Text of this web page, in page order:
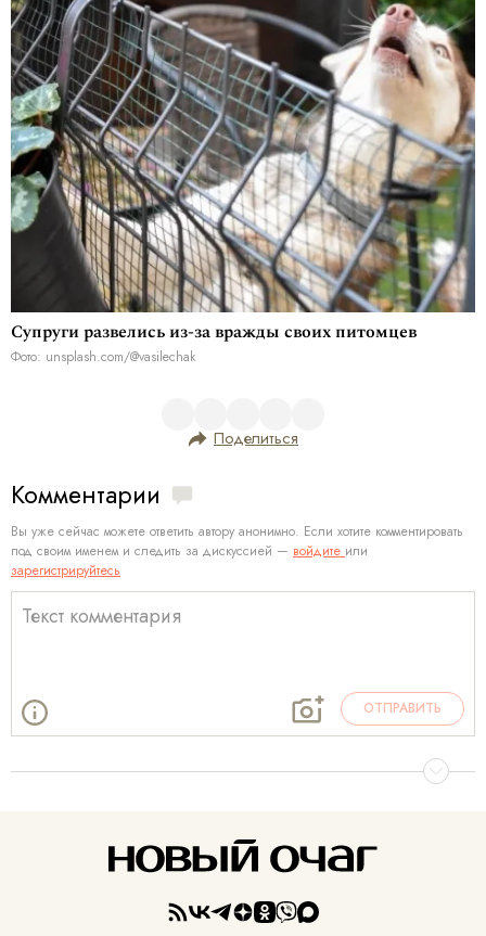
Супруги развелись из-за вражды своих питомцев
Фото: unsplash.com/@vasilechak
Поделиться
Комментарии
Вы уже сейчас можете ответить автору анонимно. Если хотите комментировать
под своим именем и следить за дискуссией — войдите или
зарегистрируйтесь
ОТПРАВИТЬ